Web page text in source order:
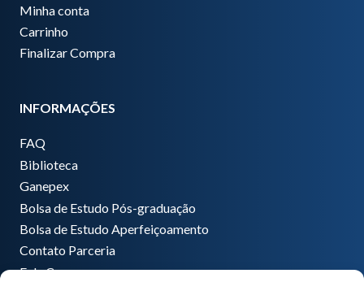
Minha conta
Carrinho
Finalizar Compra
INFORMAÇÕES
FAQ
Biblioteca
Ganepex
Bolsa de Estudo Pós-graduação
Bolsa de Estudo Aperfeiçoamento
Contato Parceria
Fale Conosco